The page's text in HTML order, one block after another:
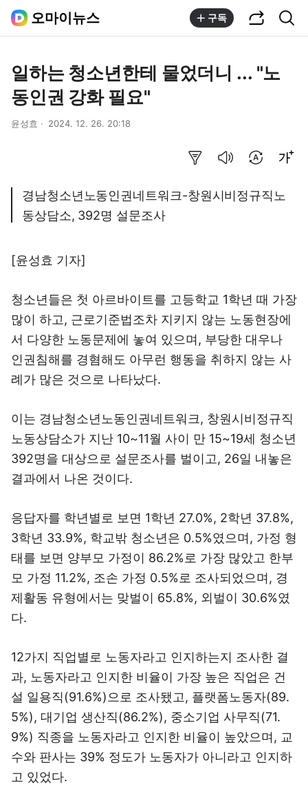
오마이뉴스 구독
일하는 청소년한테 물었더니 ... "노
동인권 강화 필요"
윤성효 2024. 12. 26. 20:18
경남청소년노동인권네트워크-창원시비정규직노
동상담소, 392명 설문조사
[윤성효 기자]
청소년들은 첫 아르바이트를 고등학교 1학년 때 가장
많이 하고, 근로기준법조차 지키지 않는 노동현장에
서 다양한 노동문제에 놓여 있으며, 부당한 대우나
인권침해를 경혐해도 아무런 행동을 취하지 않는 사
례가 많은 것으로 나타났다.
이는 경남청소년노동인권네트워크, 창원시비정규직
노동상담소가 지난 10~11월 사이 만 15~19세 청소년
392명을 대상으로 설문조사를 벌이고, 26일 내놓은
결과에서 나온 것이다.
응답자를 학년별로 보면 1학년 27.0%, 2학년 37.8%,
3학년 33.9%, 학교밖 청소년은 0.5%였으며, 가정 형
태를 보면 양부모 가정이 86.2%로 가장 많았고 한부
모 가정 11.2%, 조손 가정 0.5%로 조사되었으며, 경
제활동 유형에서는 맞벌이 65.8%, 외벌이 30.6%였
다.
12가지 직업별로 노동자라고 인지하는지 조사한 결
과, 노동자라고 인지한 비율이 가장 높은 직업은 건
설 일용직(91.6%)으로 조사됐고, 플랫폼노동자(89.
5%), 대기업 생산직(86.2%), 중소기업 사무직(71.
9%) 직종을 노동자라고 인지한 비율이 높았으며, 교
수와 판사는 39% 정도가 노동자가 아니라고 인지하
고 있었다.